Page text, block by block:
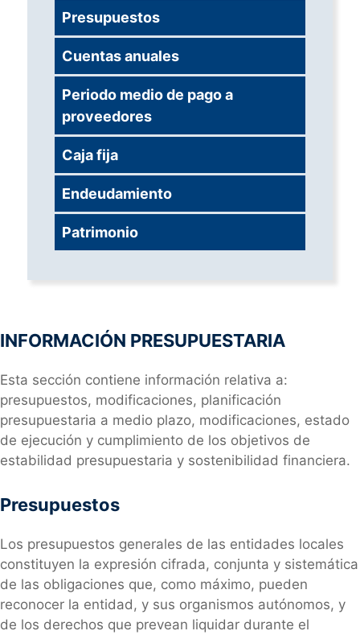
INFORMACIÓN PRESUPUESTARIA
Esta sección contiene información relativa a:
presupuestos, modificaciones, planificación
presupuestaria a medio plazo, modificaciones, estado
de ejecución y cumplimiento de los objetivos de
estabilidad presupuestaria y sostenibilidad financiera.
Presupuestos
Los presupuestos generales de las entidades locales
constituyen la expresión cifrada, conjunta y sistemática
de las obligaciones que, como máximo, pueden
reconocer la entidad, y sus organismos autónomos, y
de los derechos que prevean liquidar durante el
Presupuestos
Cuentas anuales
Periodo medio de pago a
proveedores
Caja fija
Endeudamiento
Patrimonio